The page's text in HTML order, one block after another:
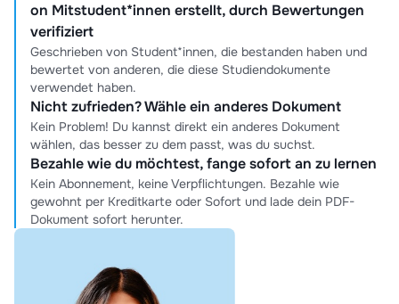
on Mitstudent*innen erstellt, durch Bewertungen
verifiziert
Geschrieben von Student*innen, die bestanden haben und
bewertet von anderen, die diese Studiendokumente
verwendet haben.
Nicht zufrieden? Wähle ein anderes Dokument
Kein Problem! Du kannst direkt ein anderes Dokument
wählen, das besser zu dem passt, was du suchst.
Bezahle wie du möchtest, fange sofort an zu lernen
Kein Abonnement, keine Verpflichtungen. Bezahle wie
gewohnt per Kreditkarte oder Sofort und lade dein PDF-
Dokument sofort herunter.